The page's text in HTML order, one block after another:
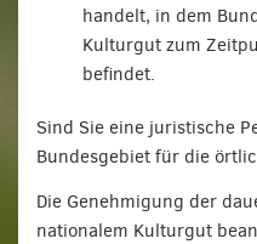
handelt, in dem
Kulturgut zum
befindet.
Sind Sie eine juristische
Bundesgebiet für die
Die Genehmigung der
nationalem Kulturgut